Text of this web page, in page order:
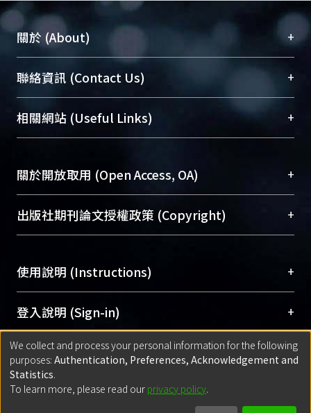
關於 (About) +
臺大位居世界頂尖大學之列，為永久珍藏及向國際
展現本校豐碩的研究成果及學術能量，圖書館整合
機構典藏（NTUR）與學術庫（AH）不同功能平
台，成為臺大學術典藏NTU scholars。期能整合研
成果。
To permanently archive and promote researcher
profiles and scholarly works, Library integrates the
services of “NTU Repository” with “Academic
聯絡資訊 (Contact Us) +
總館學科館員(Main Library)
醫學圖書館學科館員(Medical Library)
Sciences Library)
相關網站 (Useful Links) +
關於開放取用 (Open Access, OA) +
開放取用是從使用者角度提升資訊取用性的社會運
動，應用在學術研究上是透過將研究著作公開供使
用逐年攀升。同時可加速研究發展、提升研究影響
Archive）平台。 （點選深入了解OA）
出版社期刊論文授權政策 (Copyright) +
含部分內容的版權非匯入者所有，或由第三方贊
助與合作完成，請確認該版權所有者及第三方同
意提供此授權。
Please represent that the submission is your
original work, and that you have the right to
grant the rights to upload.
若欲上傳已出版的全文電子檔，可使用
網站查詢，以確認出版單位之版權
使用說明 (Instructions) +
網站簡介(Quickstart Guide)
使用手冊(Instruction Manual)
線上預約服務(Booking Service)
登入說明 (Sign-in) +
方案一：臺灣大學計算機中心帳號登入
(With C&INC Email Account)
方案二：ORCID帳號登入(With ORCID)
匯入著作 (Submission) +
方案一：定期更新ORCID者，以ID匯入
We collect and process your personal information for the following
purposes: Authentication, Preferences, Acknowledgement and
Statistics.
To learn more, please read our privacy policy.